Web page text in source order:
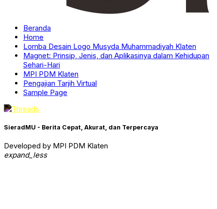
Beranda
Home
Lomba Desain Logo Musyda Muhammadiyah Klaten
Magnet: Prinsip, Jenis, dan Aplikasinya dalam Kehidupan
Sehari-Hari
MPI PDM Klaten
Pengajian Tarjih Virtual
Sample Page
SieradMU - Berita Cepat, Akurat, dan Terpercaya
Developed by MPI PDM Klaten
expand_less